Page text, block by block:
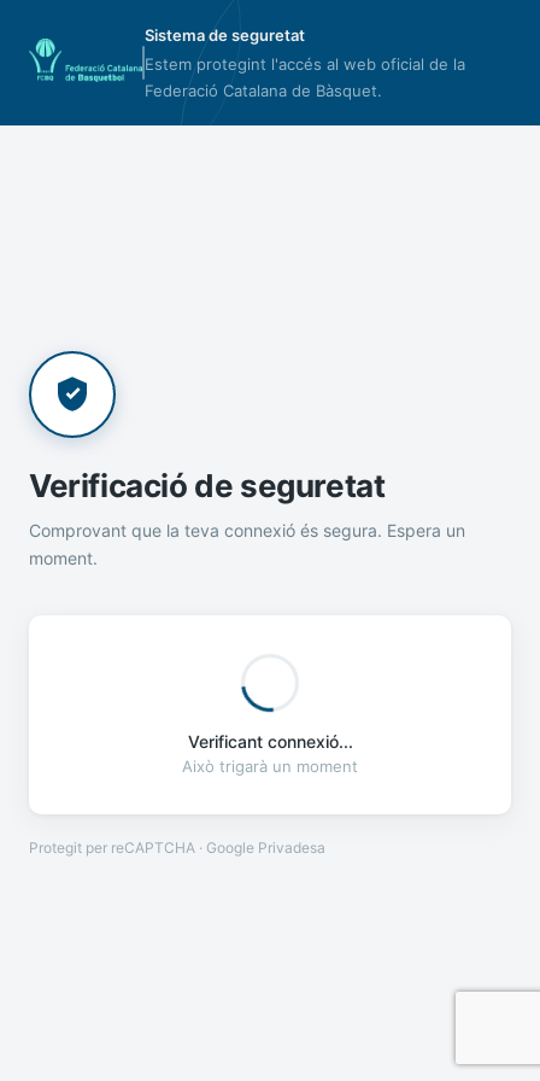
Sistema de seguretat
Estem protegint l'accés al web oficial de la
Federació Catalana de Bàsquet.
Verificació de seguretat
Comprovant que la teva connexió és segura. Espera un
moment.
Verificant connexió...
Això trigarà un moment
Protegit per reCAPTCHA · Google Privadesa